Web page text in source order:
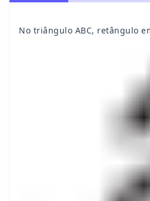
No triângulo ABC, retângulo